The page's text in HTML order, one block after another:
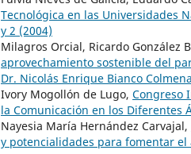
Tecnológica en las Universidades
y 2 (2004)
Milagros Orcial, Ricardo González
aprovechamiento sostenible del
Dr. Nicolás Enrique Bianco
Ivory Mogollón de Lugo, Congreso
la Comunicación en los Diferentes
Nayesia María Hernández Carvajal,
y potencialidades para fomentar